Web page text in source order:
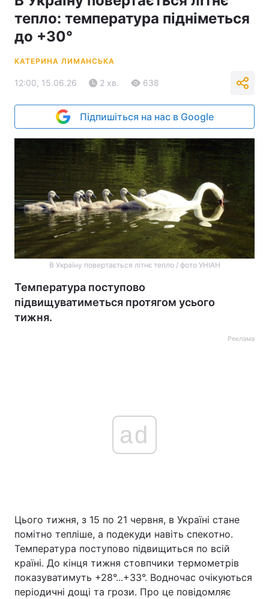
тепло: температура підніметься
до +30°
КАТЕРИНА ЛИМАНСЬКА
12:00, 15.06.26 2 хв. 638
Підпишіться на нас в Google
В Україну повертається літнє тепло / фото УНІАН
Температура поступово
підвищуватиметься протягом усього
тижня.
Реклама
ad
Цього тижня, з 15 по 21 червня, в Україні стане
помітно тепліше, а подекуди навіть спекотно.
Температура поступово підвищиться по всій
країні. До кінця тижня стовпчики термометрів
показуватимуть +28°...+33°. Водночас очікуються
періодичні дощі та грози. Про це повідомляє